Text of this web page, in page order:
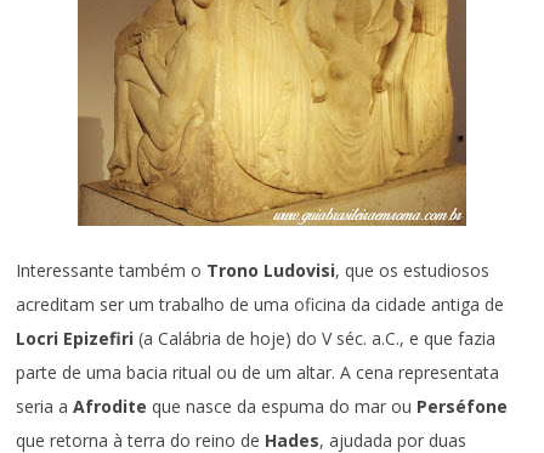
Interessante também o Trono Ludovisi, que os estudiosos
acreditam ser um trabalho de uma oficina da cidade antiga de
Locri Epizefiri (a Calábria de hoje) do V séc. a.C., e que fazia
parte de uma bacia ritual ou de um altar. A cena representata
seria aAfrodite que nasce da espuma do mar ou Perséfone
que retorna à terra do reino de Hades, ajudada por duas